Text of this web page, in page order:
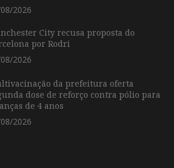
2026
City recusa proposta do
por Rodri
2026
da prefeitura oferta
dose de reforço contra pólio para
de 4 anos
2026